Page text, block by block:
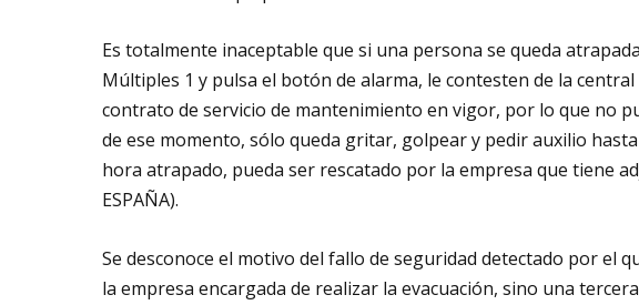
Es totalmente inaceptable que si una persona se queda
Múltiples 1 y pulsa el botón de alarma, le contesten de la
contrato de servicio de mantenimiento en vigor, por lo que no
de ese momento, sólo queda gritar, golpear y pedir auxilio
hora atrapado, pueda ser rescatado por la empresa que tiene
ESPAÑA).
Se desconoce el motivo del fallo de seguridad detectado por el
la empresa encargada de realizar la evacuación, sino una